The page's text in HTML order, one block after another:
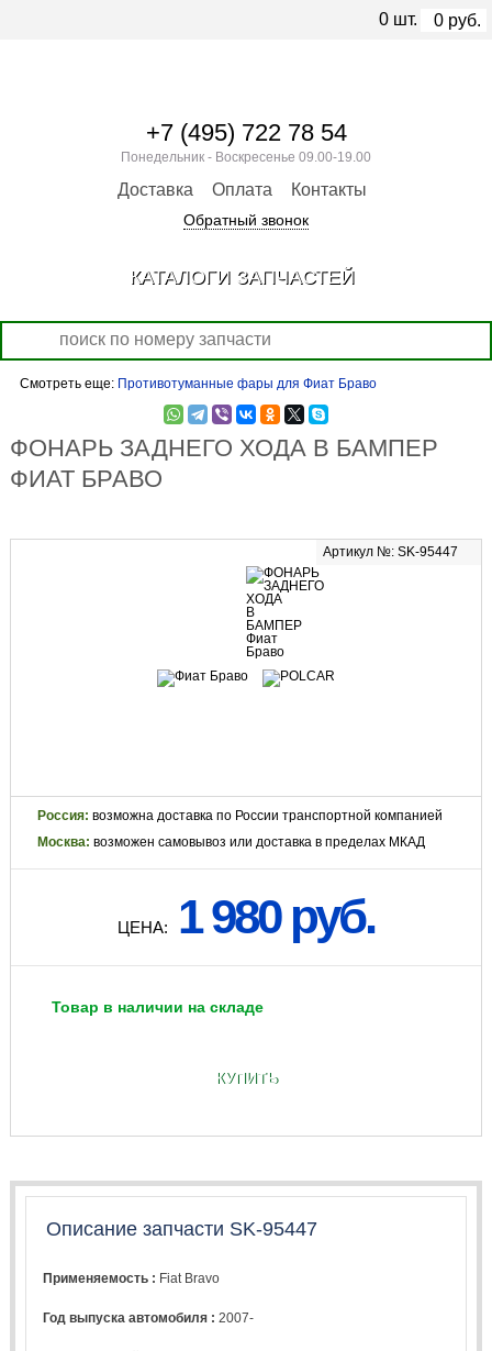
Смотреть еще: Противотуманные фары для Фиат Браво
ФОНАРЬ ЗАДНЕГО ХОДА В БАМПЕР
ФИАТ БРАВО
Артикул №: SK-95447
Россия: возможна доставка по России транспортной компанией
Москва: возможен самовывоз или доставка в пределах МКАД
ЦЕНА: 1 980 руб.
Товар в наличии на складе
КУПИТЬ
Описание запчасти SK-95447
Применяемость : Fiat Bravo
Год выпуска автомобиля :2007-
+7 (495) 722 78 54
Понедельник - Воскресенье 09.00-19.00
Доставка Оплата Контакты
Обратный звонок
0 шт. 0 руб.
КАТАЛОГИ ЗАПЧАСТЕЙ